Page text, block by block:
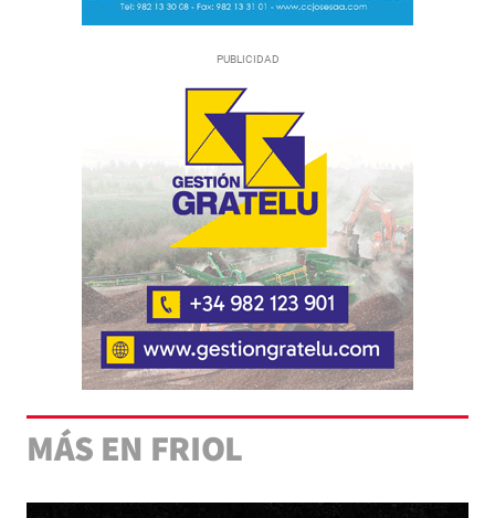
MÁS EN FRIOL